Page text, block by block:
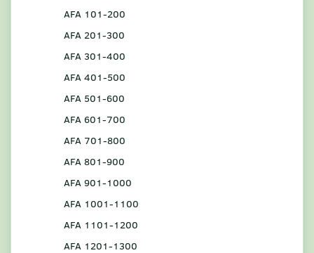
AFA 101-200
AFA 201-300
AFA 301-400
AFA 401-500
AFA 501-600
AFA 601-700
AFA 701-800
AFA 801-900
AFA 901-1000
AFA 1001-1100
AFA 1101-1200
AFA 1201-1300